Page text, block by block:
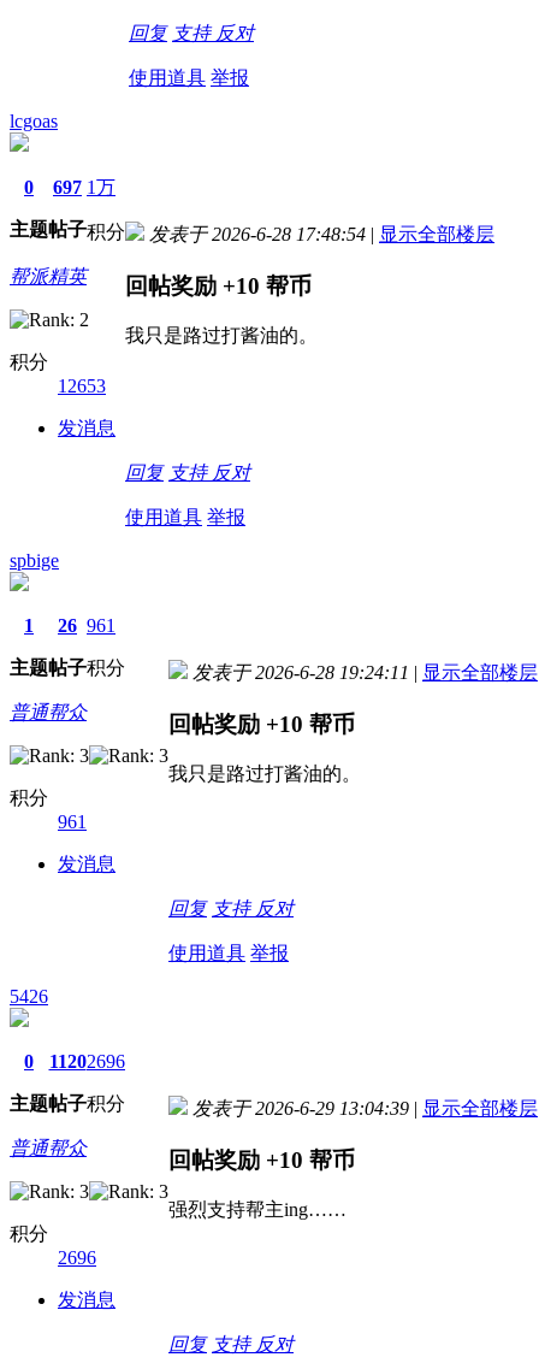
回复 支持 反对
使用道具 举报
lcgoas
0
主题
697
帖子
1万
积分
帮派精英
积分
12653
发消息
发表于 2026-6-28 17:48:54 | 显示全部楼层
回帖奖励 +10 帮币
我只是路过打酱油的。
回复 支持 反对
使用道具 举报
spbige
1
主题
26
帖子
961
积分
普通帮众
积分
961
发消息
发表于 2026-6-28 19:24:11 | 显示全部楼层
回帖奖励 +10 帮币
我只是路过打酱油的。
回复 支持 反对
使用道具 举报
5426
0
主题
1120
帖子
2696
积分
普通帮众
积分
2696
发消息
发表于 2026-6-29 13:04:39 | 显示全部楼层
回帖奖励 +10 帮币
强烈支持帮主ing……
回复 支持 反对